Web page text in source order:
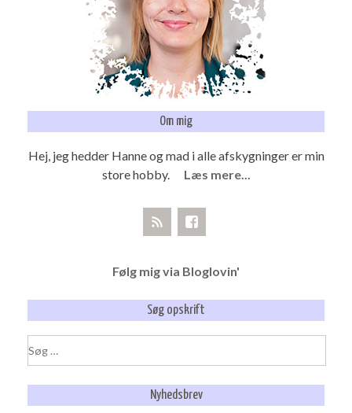
Om mig
Hej, jeg hedder Hanne og mad i alle afskygninger er min
store hobby. Læs mere...
Følg mig via Bloglovin'
Søg opskrift
efter:
Nyhedsbrev